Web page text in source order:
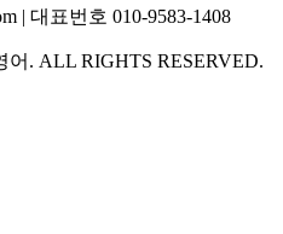
| 대표번호 010-9583-1408
어 . ALL RIGHTS RESERVED.